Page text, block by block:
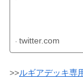
twitter.com
>>ルギアデッキ専